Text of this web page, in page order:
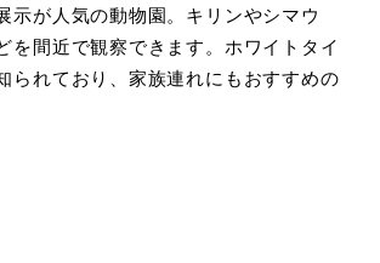
示が人気の動物園。キリンやシマウ
を間近で観察できます。ホワイトタイ
られており、家族連れにもおすすめの